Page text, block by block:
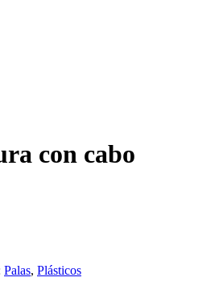
con cabo
Palas, Plásticos